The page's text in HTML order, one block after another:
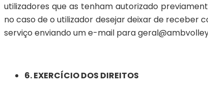
utilizadores que as tenham autorizado
no caso de o utilizador desejar deixar de receber
serviço enviando um e-mail para
6. EXERCÍCIO DOS DIREITOS